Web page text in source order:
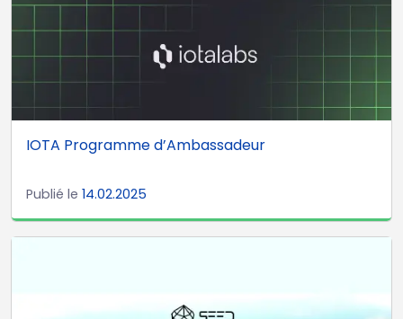
IOTA Programme d’Ambassadeur
Publié le 14.02.2025